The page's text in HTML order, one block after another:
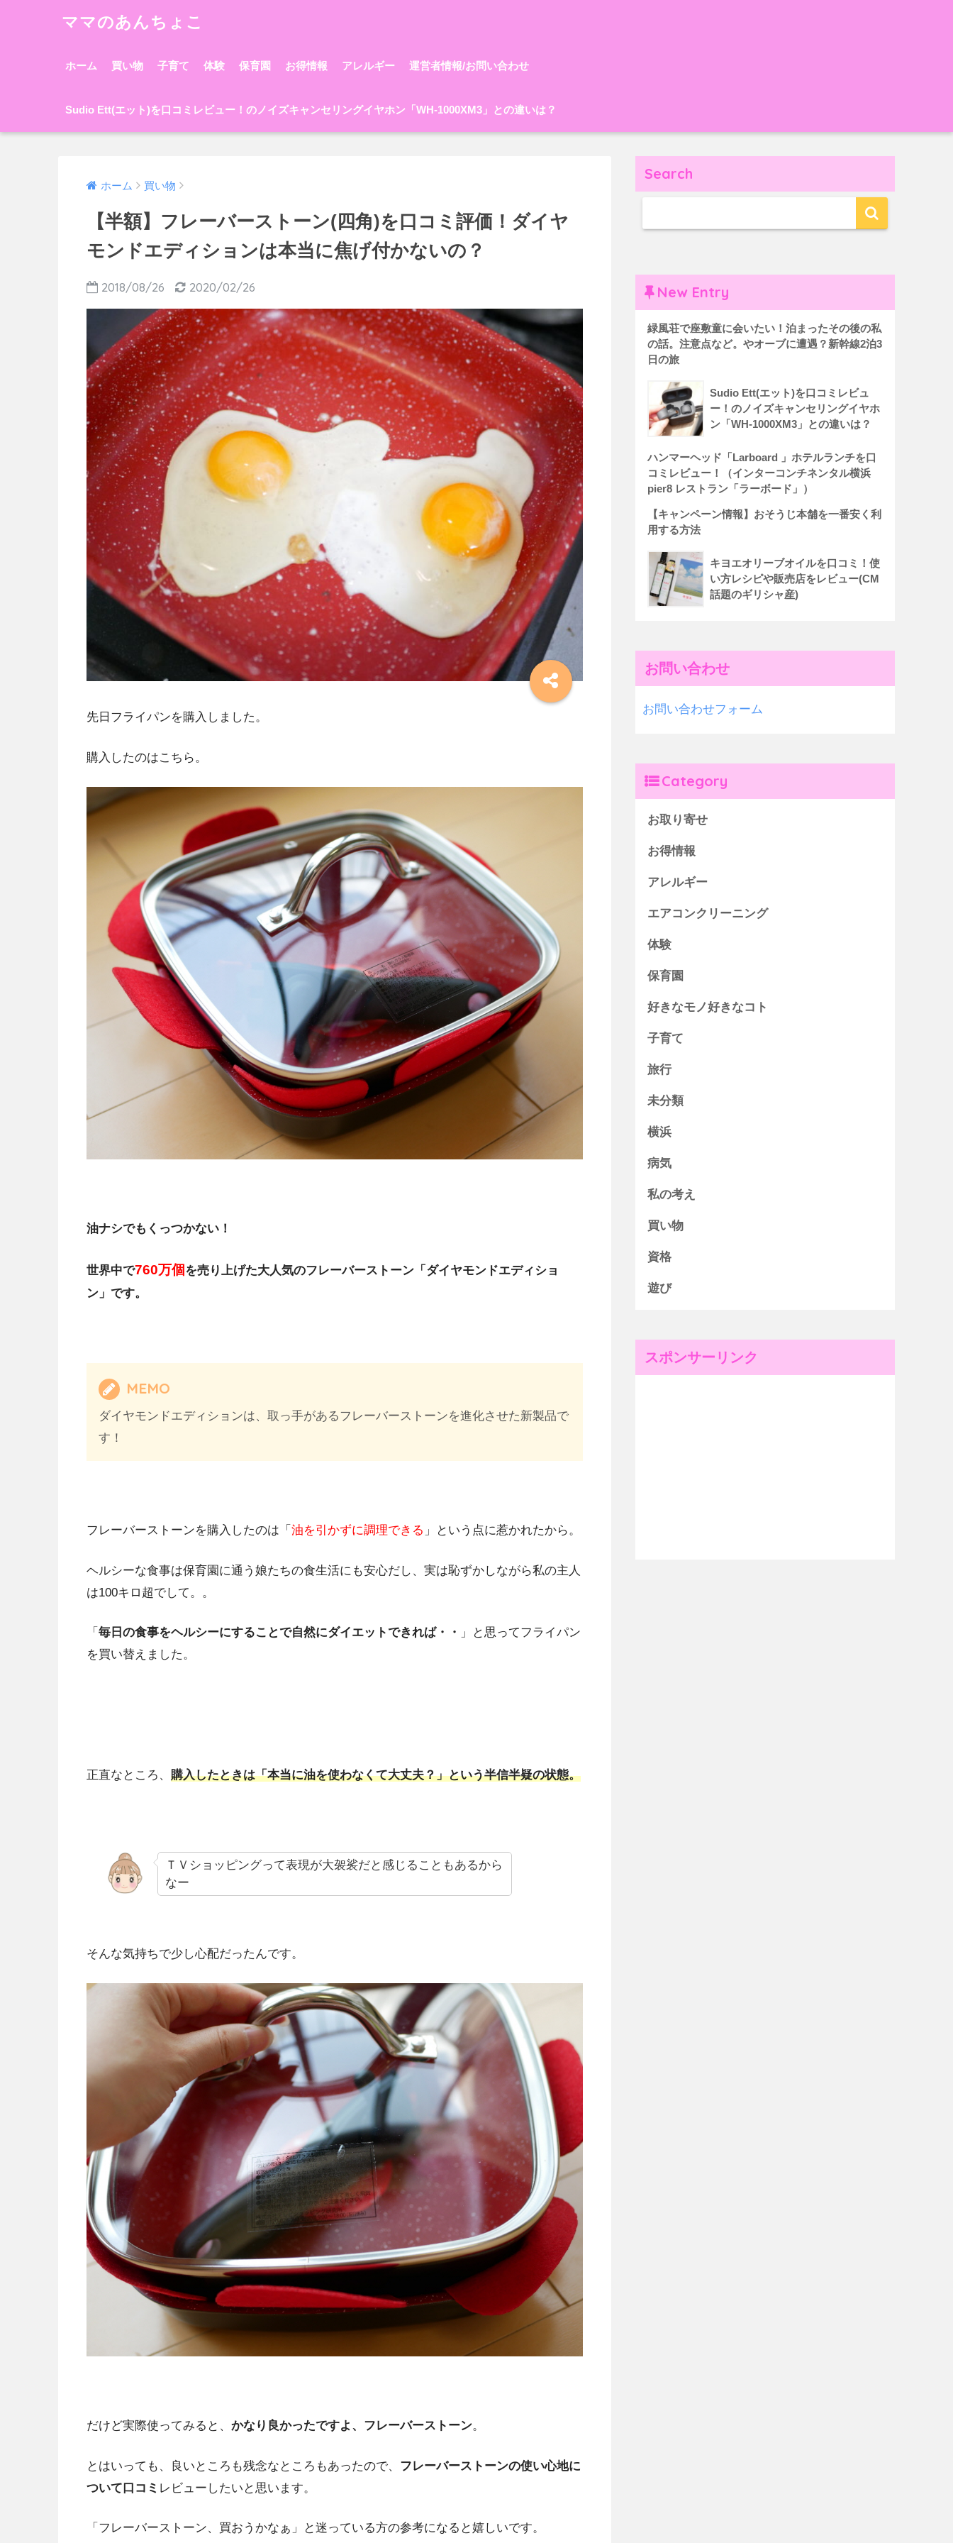
ママのあんちょこ
ホーム 買い物 子育て 体験 保育園 お得情報 アレルギー 運営者情報/お問い合わせ
Sudio Ett(エット)を口コミレビュー！のノイズキャンセリングイヤホン「WH-1000XM3」との違いは？
ホーム 買い物
【半額】フレーバーストーン(四角)を口コミ評価！ダイヤ
モンドエディションは本当に焦げ付かないの？
2018/08/26 2020/02/26
先日フライパンを購入しました。
購入したのはこちら。
油ナシでもくっつかない！
世界中で760万個 を売り上げた大人気のフレーバーストーン「ダイヤモンドエディショ
ン」です。
MEMO
ダイヤモンドエディションは、取っ手があるフレーバーストーンを進化させた新製品で
す！
フレーバーストーンを購入したのは「 油を引かずに調理できる 」という点に惹かれたから。
ヘルシーな食事は保育園に通う娘たちの食生活にも安心だし、実は恥ずかしながら私の主人
は100キロ超でして。。
「 毎日の食事をヘルシーにすることで自然にダイエットできれば・・
」と思ってフライパン
を買い替えました。
正直なところ、 購入したときは「本当に油を使わなくて大丈夫？」という半信半疑の状態。
ＴＶショッピングって表現が大袈裟だと感じることもあるから
なー
そんな気持ちで少し心配だったんです。
だけど実際使ってみると、 かなり良かったですよ、フレーバーストーン。
とはいっても、良いところも残念なところもあったので、 フレーバーストーンの使い心地に
ついて口コミ レビューしたいと思います。
「フレーバーストーン、買おうかなぁ」と迷っている方の参考になると嬉しいです。
Search
New Entry
緑風荘で座敷童に会いたい！泊まったその後の私
の話。注意点など。やオーブに遭遇？新幹線2泊3
日の旅
Sudio Ett(エット)を口コミレビュ
ー！のノイズキャンセリングイヤホ
ン「WH-1000XM3」との違いは？
ハンマーヘッド「Larboard 」ホテルランチを口
コミレビュー！（インターコンチネンタル横浜
pier8 レストラン「ラーボード」）
【キャンペーン情報】おそうじ本舗を一番安く利
用する方法
キヨエオリーブオイルを口コミ！使
い方レシピや販売店をレビュー(CM
話題のギリシャ産)
お問い合わせ
お問い合わせフォーム
Category
お取り寄せ
お得情報
アレルギー
エアコンクリーニング
体験
保育園
好きなモノ好きなコト
子育て
旅行
未分類
横浜
病気
私の考え
買い物
資格
遊び
スポンサーリンク